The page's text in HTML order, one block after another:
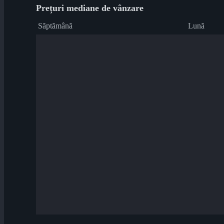
Prețuri mediane de vânzare
Săptămână Lună